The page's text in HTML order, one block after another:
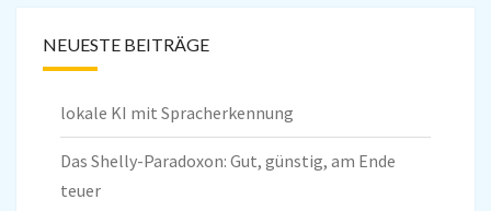
NEUESTE BEITRÄGE
lokale KI mit Spracherkennung
Das Shelly-Paradoxon: Gut, günstig, am Ende
teuer